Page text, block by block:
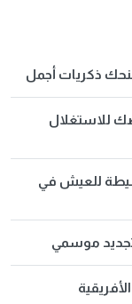
ذكريات أجمل
للاستغلال
للعيش في
تجديد موسمي